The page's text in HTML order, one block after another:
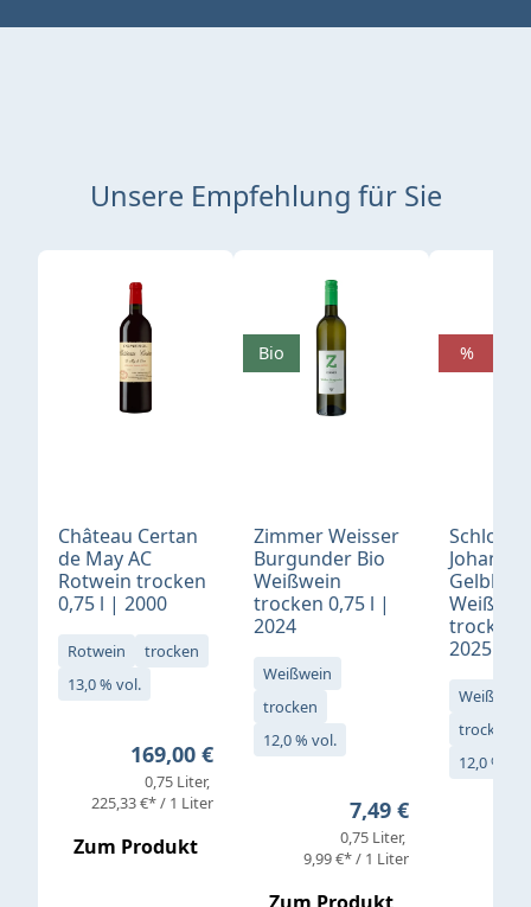
Unsere Empfehlung für Sie
Produktgalerie überspringen
Château Certan
de May AC
Rotwein trocken
0,75 l | 2000
Rotwein
trocken
13,0 % vol.
Regulärer Preis:
169,00 €
0,75 Liter
225,33 €* / 1 Liter
Zum Produkt
Zimmer Weisser
Burgunder Bio
Weißwein
trocken 0,75 l |
2024
Weißwein
trocken
12,0 % vol.
Regulärer Preis:
7,49 €
0,75 Liter
9,99 €* / 1 Liter
Bio
Schloß
Gelblack
trocken
2025
Weißwein
trocken
12,0 % vol.
%